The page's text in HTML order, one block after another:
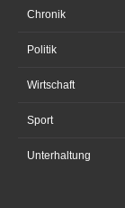
Chronik
Politik
Wirtschaft
Sport
Unterhaltung